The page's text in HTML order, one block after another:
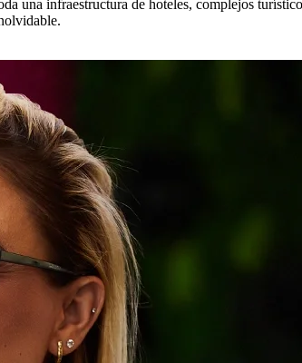
una infraestructura de hoteles, complejos